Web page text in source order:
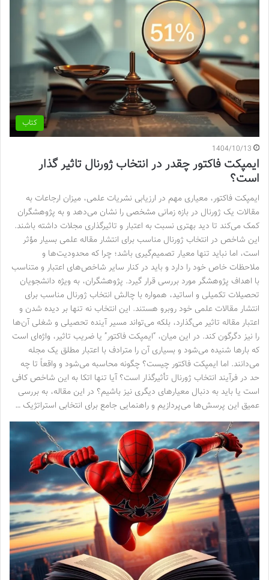
کتاب
1404/10/13
ایمپکت فاکتور چقدر در انتخاب ژورنال تاثیر گذار
است؟
ایمپکت فاکتور، معیاری مهم در ارزیابی نشریات علمی، میزان ارجاعات به
مقالات یک ژورنال در بازه زمانی مشخصی را نشان می‌دهد و به پژوهشگران
کمک می‌کند تا دید بهتری نسبت به اعتبار و تاثیرگذاری مجلات داشته باشند.
این شاخص در انتخاب ژورنال مناسب برای انتشار مقاله علمی بسیار مؤثر
است، اما نباید تنها معیار تصمیم‌گیری باشد؛ چرا که محدودیت‌ها و
ملاحظات خاص خود را دارد و باید در کنار سایر شاخص‌های اعتبار و متناسب
با اهداف پژوهشگر مورد بررسی قرار گیرد. پژوهشگران، به ویژه دانشجویان
تحصیلات تکمیلی و اساتید، همواره با چالش انتخاب ژورنال مناسب برای
انتشار مقالات علمی خود روبرو هستند. این انتخاب نه تنها بر دیده شدن و
اعتبار مقاله تاثیر می‌گذارد، بلکه می‌تواند مسیر آینده تحصیلی و شغلی آن‌ها
را نیز دگرگون کند. در این میان، “ایمپکت فاکتور” یا ضریب تاثیر، واژه‌ای است
که بارها شنیده می‌شود و بسیاری آن را مترادف با اعتبار مطلق یک مجله
می‌دانند. اما ایمپکت فاکتور چیست؟ چگونه محاسبه می‌شود و واقعاً تا چه
حد در فرآیند انتخاب ژورنال تأثیرگذار است؟ آیا تنها اتکا به این شاخص کافی
است یا باید به دنبال معیارهای دیگری نیز باشیم؟ در این مقاله، به بررسی
عمیق این پرسش‌ها می‌پردازیم و راهنمایی جامع برای انتخابی استراتژیک …